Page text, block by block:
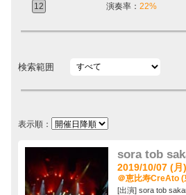
12 演奏率： 22%
検索範囲
表示順：
sora tob
2019/10/07 (
＠恵比寿CreAto (
[出演] sora tob